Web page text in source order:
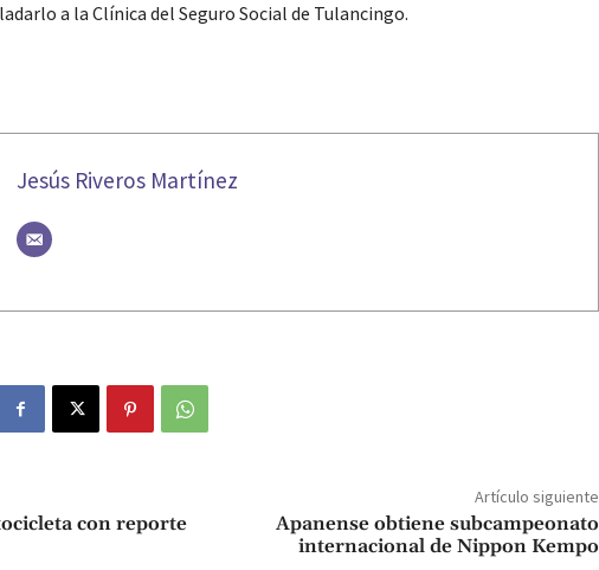
a la Clínica del Seguro Social de Tulancingo.
Jesús Riveros Martínez
con reporte
Artículo siguiente
Apanense obtiene subcampeonato
internacional de Nippon Kempo